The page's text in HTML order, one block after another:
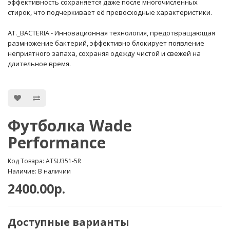
эффективность сохраняется даже после многочисленных
стирок, что подчеркивает её превосходные характеристики.
AT._BACTERIA - Инновационная технология, предотвращающая
размножение бактерий, эффективно блокирует появление
неприятного запаха, сохраняя одежду чистой и свежей на
длительное время.
Футболка Wade
Performance
Код Товара: ATSU351-5R
Наличие: В наличии
2400.00р.
Доступные варианты